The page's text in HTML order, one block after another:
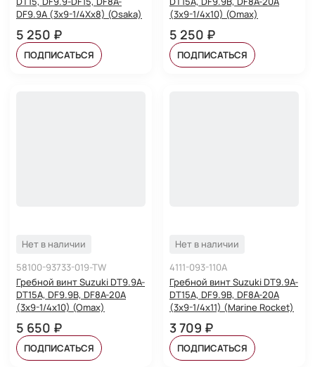
DF9.9A (3x9-1/4Xx8) (Osaka)
5 250 ₽
ПОДПИСАТЬСЯ
(3x9-1/4x10) (Omax)
5 250 ₽
ПОДПИСАТЬСЯ
Нет в наличии
58100-93733-019-TW
Гребной винт Suzuki DT9.9A-
DT15A, DF9.9B, DF8A-20A
(3x9-1/4x10) (Omax)
5 650 ₽
ПОДПИСАТЬСЯ
Нет в наличии
4111-093-110A
Гребной винт Suzuki DT9.9A-
DT15A, DF9.9B, DF8A-20A
(3x9-1/4x11) (Marine Rocket)
3 709 ₽
ПОДПИСАТЬСЯ